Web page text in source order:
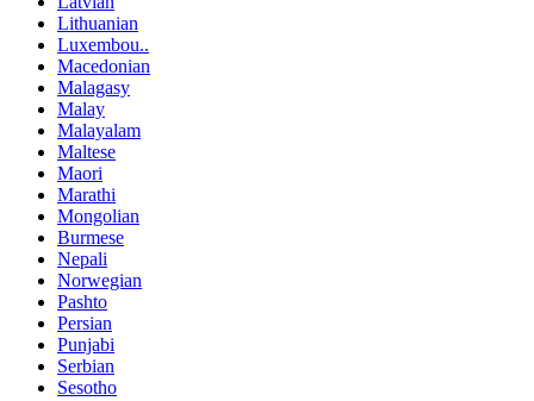
Lithuanian
Luxembou..
Macedonian
Malagasy
Malay
Malayalam
Maltese
Maori
Marathi
Mongolian
Burmese
Nepali
Norwegian
Pashto
Persian
Punjabi
Serbian
Sesotho